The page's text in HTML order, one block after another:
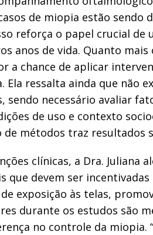
de miopia estão sendo
reforça o papel crucial
anos de vida. Quanto
a chance de aplicar
Ela ressalta ainda que não
sendo necessário avaliar
de uso e contexto
de métodos traz resultados
clínicas, a Dra. Juliana
que devem ser
exposição às telas,
durante os estudos são
no controle da miopia.